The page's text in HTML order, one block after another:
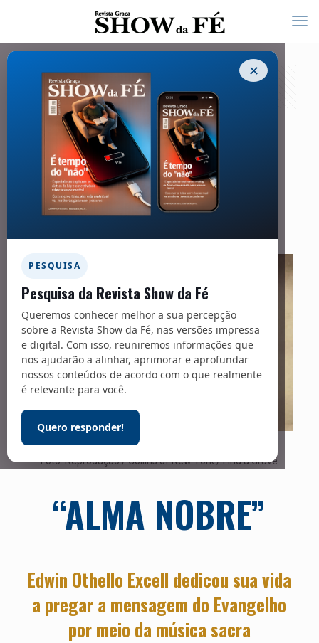
✕
PESQUISA
Pesquisa da Revista Show da Fé
Queremos conhecer melhor a sua percepção
sobre a Revista Show da Fé, nas versões impressa
e digital. Com isso, reuniremos informações que
nos ajudarão a alinhar, aprimorar e aprofundar
nossos conteúdos de acordo com o que realmente
é relevante para você.
Quero responder!
“ALMA NOBRE”
15/12/2024
Facebook Twitter
Messenger
Edwin Othello Excell (1851-1921)
Foto: Reprodução / Collins of New York / Find a Grave
“ALMA NOBRE”
Edwin Othello Excell dedicou sua vida
a pregar a mensagem do Evangelho
por meio da música sacra